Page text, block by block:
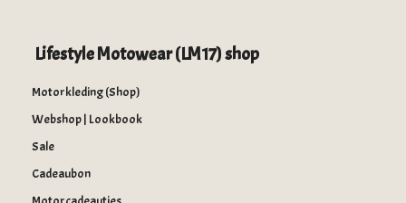
Lifestyle Motowear (LM17) shop
Motorkleding (Shop)
Webshop | Lookbook
Sale
Cadeaubon